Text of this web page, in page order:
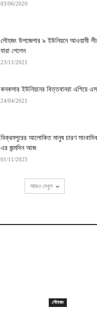
03/06/2020
লৌহজং উপজেলার ৯ ইউনিয়নে আওয়ামী
যারা পেলেন
23/11/2021
কনকসার ইউনিয়নের বিত্তবানরা এগিয়ে
24/04/2021
বিক্রমপুরের আলোকিত মানুষ চারণ
এর জন্মদিন আজ
01/11/2025
আরও দেখুন
লৌহজং